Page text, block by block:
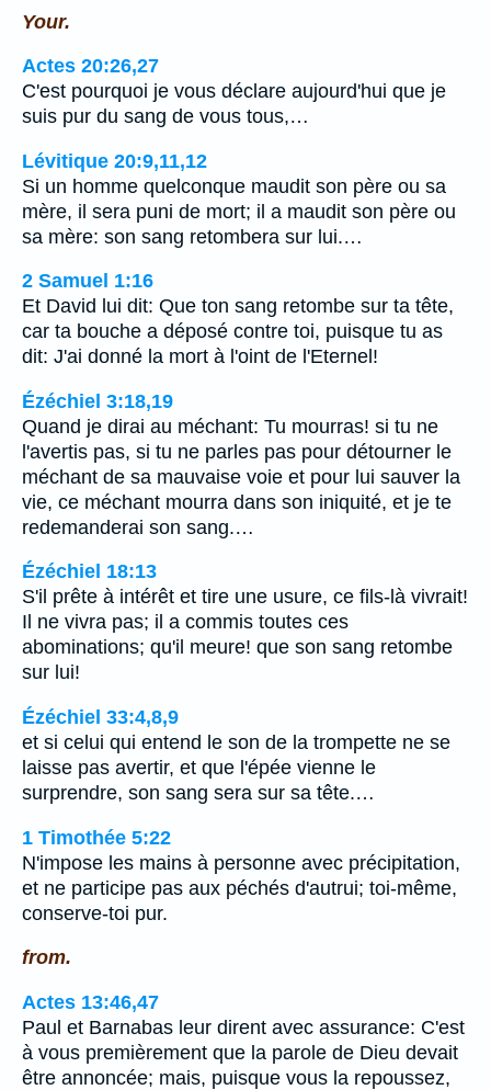
Your.
Actes 20:26,27
C'est pourquoi je vous déclare aujourd'hui que je
suis pur du sang de vous tous,…
Lévitique 20:9,11,12
Si un homme quelconque maudit son père ou sa
mère, il sera puni de mort; il a maudit son père ou
sa mère: son sang retombera sur lui.…
2 Samuel 1:16
Et David lui dit: Que ton sang retombe sur ta tête,
car ta bouche a déposé contre toi, puisque tu as
dit: J'ai donné la mort à l'oint de l'Eternel!
Ézéchiel 3:18,19
Quand je dirai au méchant: Tu mourras! si tu ne
l'avertis pas, si tu ne parles pas pour détourner le
méchant de sa mauvaise voie et pour lui sauver la
vie, ce méchant mourra dans son iniquité, et je te
redemanderai son sang.…
Ézéchiel 18:13
S'il prête à intérêt et tire une usure, ce fils-là vivrait!
Il ne vivra pas; il a commis toutes ces
abominations; qu'il meure! que son sang retombe
sur lui!
Ézéchiel 33:4,8,9
et si celui qui entend le son de la trompette ne se
laisse pas avertir, et que l'épée vienne le
surprendre, son sang sera sur sa tête.…
1 Timothée 5:22
N'impose les mains à personne avec précipitation,
et ne participe pas aux péchés d'autrui; toi-même,
conserve-toi pur.
from.
Actes 13:46,47
Paul et Barnabas leur dirent avec assurance: C'est
à vous premièrement que la parole de Dieu devait
être annoncée; mais, puisque vous la repoussez,